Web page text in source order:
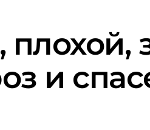
и